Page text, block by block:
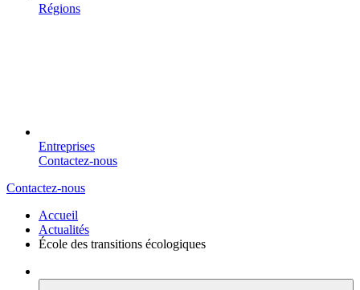
Régions
Entreprises
Contactez-nous
Contactez-nous
Accueil
Actualités
École des transitions écologiques